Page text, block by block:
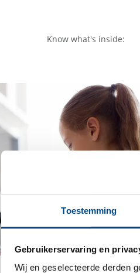
Toestemming
Gebruikerservaring en
Wij en geselecteerde derden
Know what's inside: